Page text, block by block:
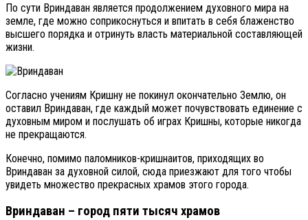
По сути Вриндаван является продолжением духовного мира на
земле, где можно соприкоснуться и впитать в себя блаженство
высшего порядка и отринуть власть материальной составляющей
жизни.
Согласно учениям Кришну не покинул окончательно Землю, он
оставил Вриндаван, где каждый может почувствовать единение с
духовным миром и послушать об играх Кришны, которые никогда
не прекращаются.
Конечно, помимо паломников-кришнаитов, приходящих во
Вриндаван за духовной силой, сюда приезжают для того чтобы
увидеть множество прекрасных храмов этого города.
Вриндаван – город пяти тысяч храмов